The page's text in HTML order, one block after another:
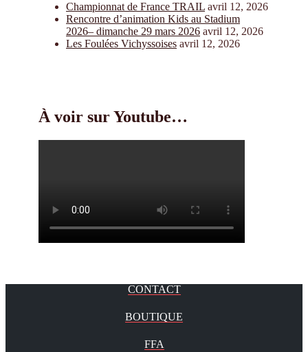
Championnat de France TRAIL avril 12, 2026
Rencontre d’animation Kids au Stadium
2026– dimanche 29 mars 2026 avril 12, 2026
Les Foulées Vichyssoises avril 12, 2026
À voir sur Youtube…
CONTACT
BOUTIQUE
FFA